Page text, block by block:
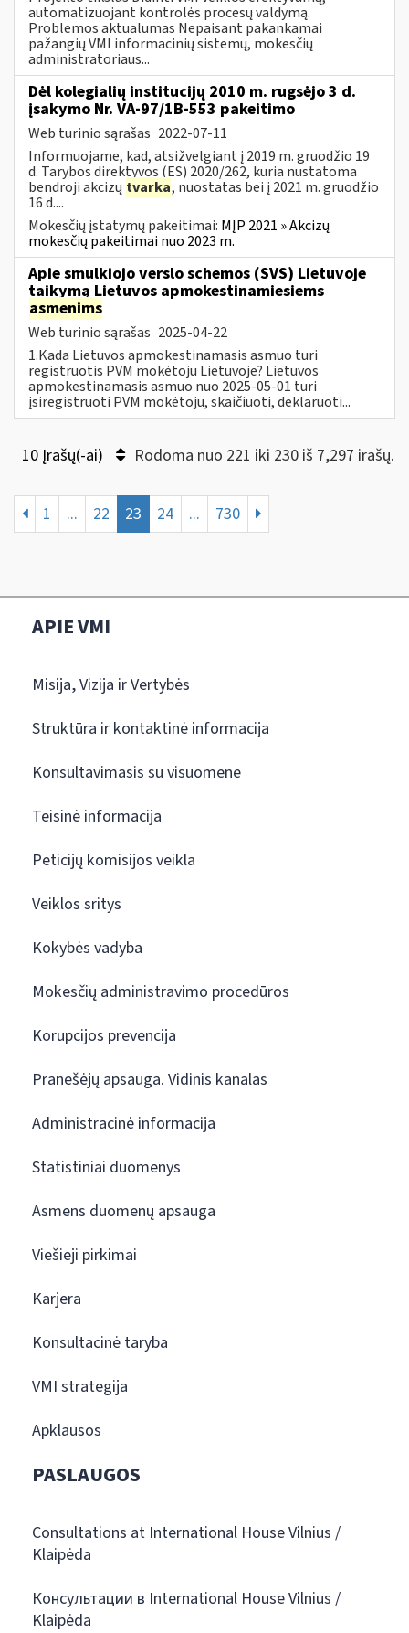
automatizuojant kontrolės procesų valdymą.
Problemos aktualumas Nepaisant pakankamai
pažangių VMI informacinių sistemų, mokesčių
administratoriaus...
Dėl kolegialių institucijų 2010 m. rugsėjo 3 d.
įsakymo Nr. VA-97/1B-553 pakeitimo
Web turinio sąrašas 2022-07-11
Informuojame, kad, atsižvelgiant į 2019 m. gruodžio 19
d. Tarybos direktyvos (ES) 2020/262, kuria nustatoma
bendroji akcizų tvarka, nuostatas bei į 2021 m. gruodžio
16 d....
Mokesčių įstatymų pakeitimai: MĮP 2021 » Akcizų
mokesčių pakeitimai nuo 2023 m.
Apie smulkiojo verslo schemos (SVS) Lietuvoje
taikymą Lietuvos apmokestinamiesiems
asmenims
Web turinio sąrašas 2025-04-22
1.Kada Lietuvos apmokestinamasis asmuo turi
registruotis PVM mokėtoju Lietuvoje? Lietuvos
apmokestinamasis asmuo nuo 2025-05-01 turi
įsiregistruoti PVM mokėtoju, skaičiuoti, deklaruoti...
10 Įrašų(-ai) Rodoma nuo 221 iki 230 iš 7,297 irašų.
1 ... 22 23 24 ... 730
APIE VMI
Misija, Vizija ir Vertybės
Struktūra ir kontaktinė informacija
Konsultavimasis su visuomene
Teisinė informacija
Peticijų komisijos veikla
Veiklos sritys
Kokybės vadyba
Mokesčių administravimo procedūros
Korupcijos prevencija
Pranešėjų apsauga. Vidinis kanalas
Administracinė informacija
Statistiniai duomenys
Asmens duomenų apsauga
Viešieji pirkimai
Karjera
Konsultacinė taryba
VMI strategija
Apklausos
PASLAUGOS
Consultations at International House Vilnius /
Klaipėda
Консультации в International House Vilnius /
Klaipėda